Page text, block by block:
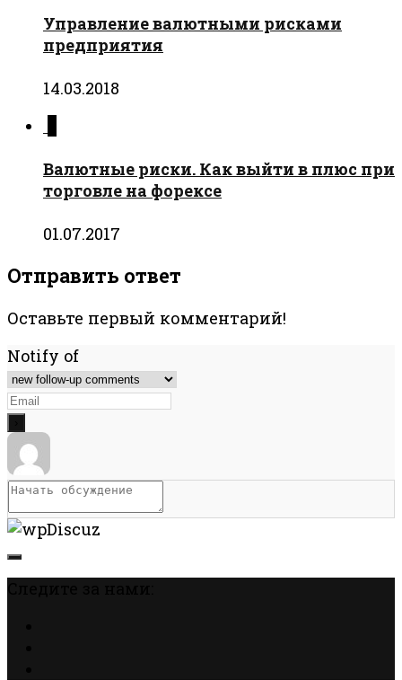
Управление валютными рисками
предприятия
14.03.2018
Валютные риски. Как выйти в плюс при
торговле на форексе
01.07.2017
Отправить ответ
Оставьте первый комментарий!
Notify of